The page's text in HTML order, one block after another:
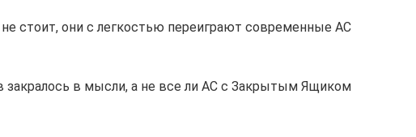
не стоит, они с легкостью переиграют современные АС
закралось в мысли, а не все ли АС с Закрытым Ящиком